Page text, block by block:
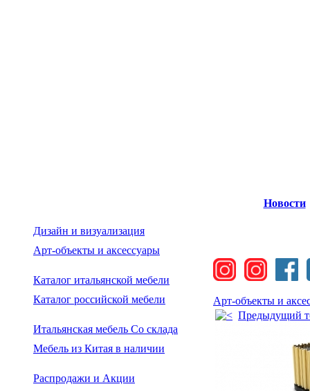
Дизайн и визуализация
Арт-объекты и аксессуары
Каталог итальянской мебели
Каталог российской мебели
Итальянская мебель Со склада
Мебель из Китая в наличии
Распродажи и Акции
Новости
Арт-объекты и
Предыдущий